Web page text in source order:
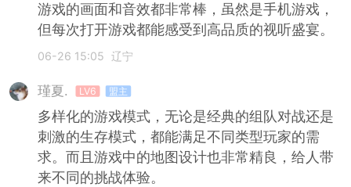
游戏的画面和音效都非常棒，虽然是手机游戏，
但每次打开游戏都能感受到高品质的视听盛宴。
06-26 15:05 辽宁
瑾夏. LV6 盟主
多样化的游戏模式，无论是经典的组队对战还是
刺激的生存模式，都能满足不同类型玩家的需
求。而且游戏中的地图设计也非常精良，给人带
来不同的挑战体验。